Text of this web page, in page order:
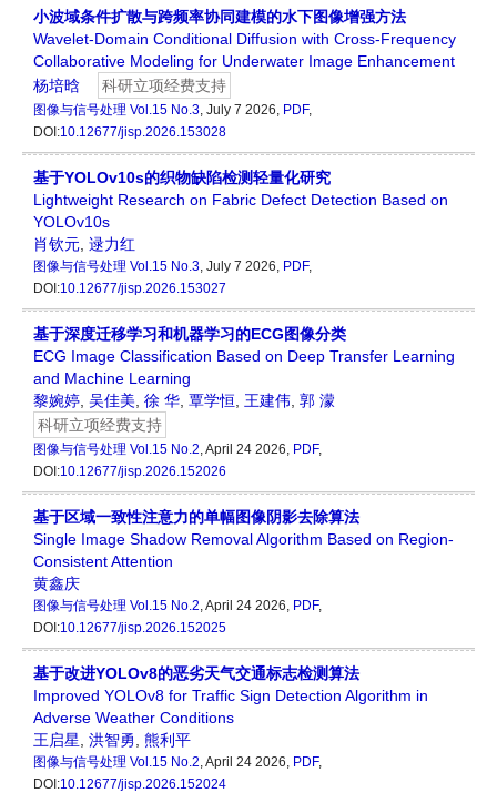
小波域条件扩散与跨频率协同建模的水下图像增强方法
Wavelet-Domain Conditional Diffusion with Cross-Frequency
Collaborative Modeling for Underwater Image Enhancement
杨培晗
科研立项经费支持
图像与信号处理 Vol.15 No.3, July 7 2026, PDF,
DOI:10.12677/jisp.2026.153028
基于YOLOv10s的织物缺陷检测轻量化研究
Lightweight Research on Fabric Defect Detection Based on
YOLOv10s
肖钦元 逯力红
图像与信号处理 Vol.15 No.3, July 7 2026, PDF,
DOI:10.12677/jisp.2026.153027
基于深度迁移学习和机器学习的ECG图像分类
ECG Image Classification Based on Deep Transfer Learning
and Machine Learning
黎婉婷 吴佳美 徐 华 覃学恒 王建伟 郭 濛
科研立项经费支持
图像与信号处理 Vol.15 No.2, April 24 2026, PDF,
DOI:10.12677/jisp.2026.152026
基于区域一致性注意力的单幅图像阴影去除算法
Single Image Shadow Removal Algorithm Based on Region-
Consistent Attention
黄鑫庆
图像与信号处理 Vol.15 No.2, April 24 2026, PDF,
DOI:10.12677/jisp.2026.152025
基于改进YOLOv8的恶劣天气交通标志检测算法
Improved YOLOv8 for Traffic Sign Detection Algorithm in
Adverse Weather Conditions
王启星 洪智勇 熊利平
图像与信号处理 Vol.15 No.2, April 24 2026, PDF,
DOI:10.12677/jisp.2026.152024